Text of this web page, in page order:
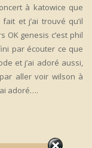
à katowice que
et j’ai trouvé qu’il
OK genesis c’est phil
par écouter ce que
et j’ai adoré aussi,
aller voir wilson à
adoré….